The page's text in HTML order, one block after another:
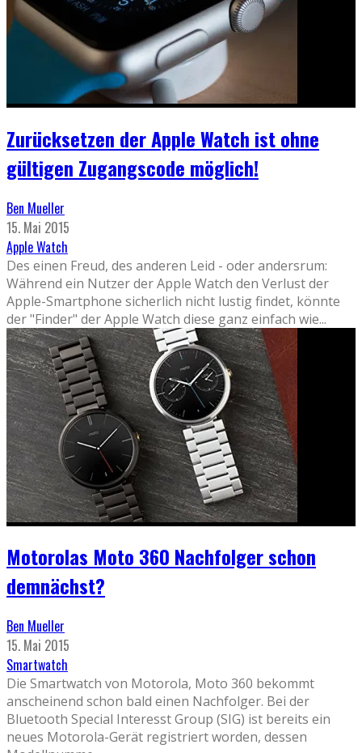
Zurücksetzen der Apple Watch ist ohne
gültigen Zugangscode möglich!
Ben Mueller
15. Mai 2015
Apple Watch
Des einen Freud, des anderen Leid - oder andersrum:
Während ein Nutzer der Apple Watch den Verlust der
Apple-Smartphone sicherlich nicht lustig findet, könnte
der "Finder" der Apple Watch diese ganz einfach wie...
Motorolas Moto 360 Nachfolger schon
demnächst?
Ben Mueller
15. Mai 2015
Smartwatch
Die Smartwatch von Motorola, Moto 360 bekommt
anscheinend schon bald einen Nachfolger. Bei der
Bluetooth Special Interesst Group (SIG) ist bereits ein
neues Motorola-Gerät registriert worden, dessen